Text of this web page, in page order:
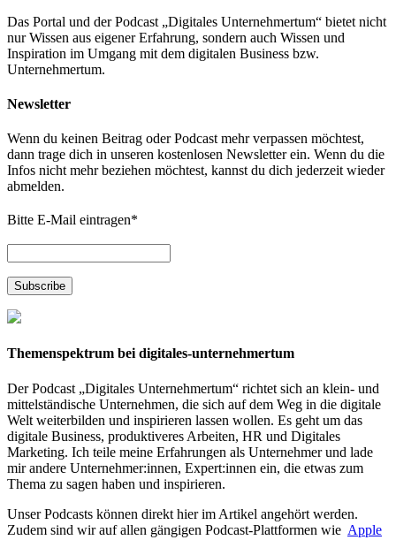
Das Portal und der Podcast „Digitales Unternehmertum“ bietet nicht
nur Wissen aus eigener Erfahrung, sondern auch Wissen und
Inspiration im Umgang mit dem digitalen Business bzw.
Unternehmertum.
Newsletter
Wenn du keinen Beitrag oder Podcast mehr verpassen möchtest,
dann trage dich in unseren kostenlosen Newsletter ein. Wenn du die
Infos nicht mehr beziehen möchtest, kannst du dich jederzeit wieder
abmelden.
Bitte E-Mail eintragen*
Themenspektrum bei digitales-unternehmertum
Der Podcast „Digitales Unternehmertum“ richtet sich an klein- und
mittelständische Unternehmen, die sich auf dem Weg in die digitale
Welt weiterbilden und inspirieren lassen wollen. Es geht um das
digitale Business, produktiveres Arbeiten, HR und Digitales
Marketing. Ich teile meine Erfahrungen als Unternehmer und lade
mir andere Unternehmer:innen, Expert:innen ein, die etwas zum
Thema zu sagen haben und inspirieren.
Unser Podcasts können direkt hier im Artikel angehört werden.
Zudem sind wir auf allen gängigen Podcast-Plattformen wie Apple